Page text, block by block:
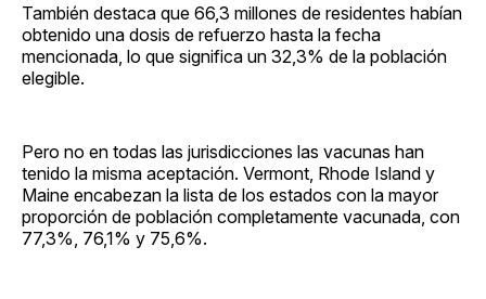
También destaca que 66,3 millones de residentes habían
obtenido una dosis de refuerzo hasta la fecha
mencionada, lo que significa un 32,3% de la población
elegible.
Pero no en todas las jurisdicciones las vacunas han
tenido la misma aceptación. Vermont, Rhode Island y
Maine encabezan la lista de los estados con la mayor
proporción de población completamente vacunada, con
77,3%, 76,1% y 75,6%.